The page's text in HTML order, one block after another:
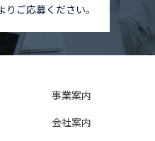
ご応募ください。
事業案内
会社案内